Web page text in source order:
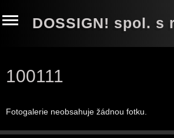
DOSSIGN! spol. s
100111
Fotogalerie neobsahuje žádnou fotku.